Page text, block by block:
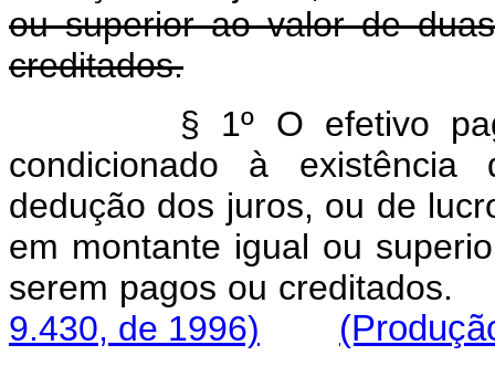
ou superior ao valor de
creditados.
§ 1º O efetivo
condicionado à
dedução dos juros, ou de
em montante igual ou
serem pagos ou
9.430, de 1996)